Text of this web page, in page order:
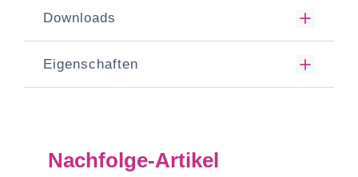
Downloads
Eigenschaften
Nachfolge-Artikel